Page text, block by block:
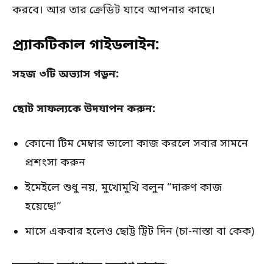
করবে। আর তার ক্রেডিট যাবে আপনার কাছে।
প্র্যাকটিকাল গাইডলাইন:
সহজ ৩টি অভ্যাস গড়ুন:
ছোট সাফল্যকে উদযাপন করুন:
কোনো টিম মেম্বার ভালো কাজ করলে সবার সামনে
প্রশংসা করুন
ইমেইলে শুধু নয়, মুখোমুখি বলুন “দারুণ কাজ
হয়েছে!”
মাসে একবার হলেও ছোট্ট ট্রিট দিন (চা-নাস্তা বা কেক)